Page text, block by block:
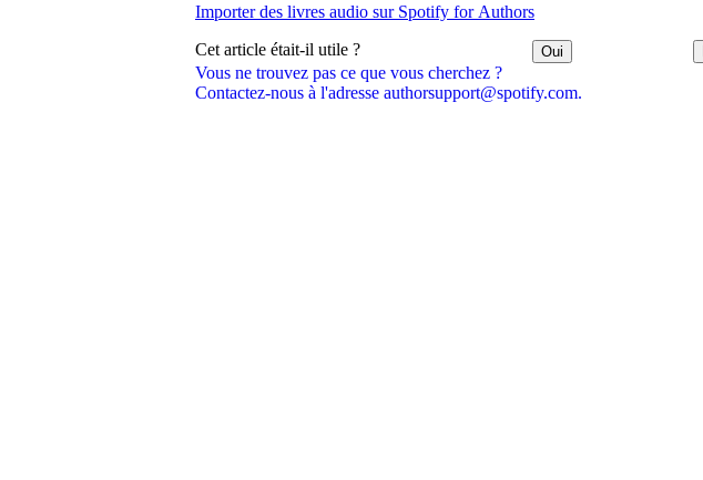
Vous ne trouvez pas ce que vous cherchez ?
Contactez-nous à l'adresse authorsupport@spotify.com.
Importer des livres audio sur Spotify for Authors
Cet article était-il utile ? Oui